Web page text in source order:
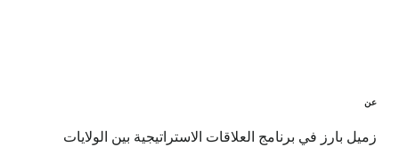
عن
زميل بارز في برنامج العلاقات الاستراتيجية بين الولايات